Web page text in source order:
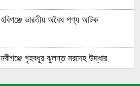
হবিগঞ্জে ভারতীয় অবৈধ পণ্য আটক
নবীগঞ্জে গৃহবধূর ঝুলন্ত মরদেহ উদ্ধার